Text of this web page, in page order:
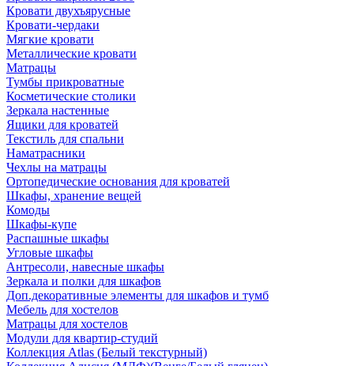
Кровати двухъярусные
Кровати-чердаки
Мягкие кровати
Металлические кровати
Матрацы
Тумбы прикроватные
Косметические столики
Зеркала настенные
Ящики для кроватей
Текстиль для спальни
Наматрасники
Чехлы на матрацы
Ортопедические основания для кроватей
Шкафы, хранение вещей
Комоды
Шкафы-купе
Распашные шкафы
Угловые шкафы
Антресоли, навесные шкафы
Зеркала и полки для шкафов
Доп.декоративные элементы для шкафов и тумб
Мебель для хостелов
Матрацы для хостелов
Модули для квартир-студий
Коллекция Atlas (Белый текстурный)